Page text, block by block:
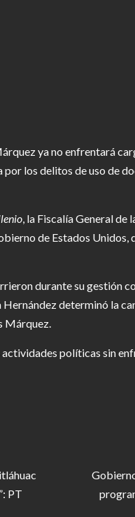
ya no enfrentará
por los delitos de uso de
, la Fiscalía General
de Estados
durante su gestión
determinó la
Márquez.
políticas sin
PT